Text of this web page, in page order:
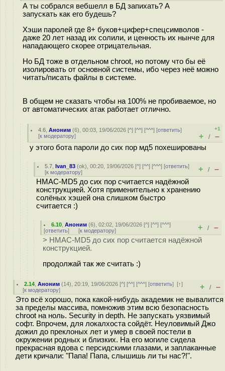
А ты собрался вебшелл в БД запихать? А
запускать как его будешь?
Хэши паролей где 8+ буков+цифер+спецсимволов -
даже 20 лет назад их солили, и ценность их нынче для
нападающего скорее отрицательная.
Но БД тоже в отдельном chroot, но потому что бы её
изолировать от основной системы, ибо через неё можно
читать/писать файлы в системе.
В общем не сказать чтобы на 100% не пробиваемое, но
от автоматических атак работает отлично.
4.6 ,Аноним (6), 00:03, 19/06/2026 [^] [^^] [^^^] [ответить]
[к модератору]
+1
+ / –
у этого бота пароли до сих пор мд5 похешированы
5.7 ,Ivan_83 (ok), 00:20, 19/06/2026 [^] [^^] [^^^] [ответить]
[к модератору] + / –
HMAC-MD5 до сих пор считается надёжной
конструкцией. Хотя применительно к хранению
солёных хэшей она слишком быстро
считается :)
6.10 ,Аноним (6), 02:02, 19/06/2026 [^] [^^] [^^^]
[ответить] [к модератору] + / –
> HMAC-MD5 до сих пор считается надёжной
конструкцией.
продолжай так же считать :)
2.14 ,Аноним (14), 20:19, 19/06/2026 [^] [^^] [^^^] [ответить][↑]
[к модератору] + / –
Это всё хорошо, пока какой-нибудь академик не вывалится
за пределы массива, помножив этим всю безопасность
chroot на ноль. Security in depth. Не запускать уязвимый
софт. Впрочем, для локалхоста сойдёт. Неуловимый Джо
дожил до преклоных лет и умер в своей постели в
окружении родных и близких. На его могиле сидела
прекрасная вдова с персидскими глазами, и заплаканные
дети кричали: "Папа! Папа, слышишь ли ты нас?!".